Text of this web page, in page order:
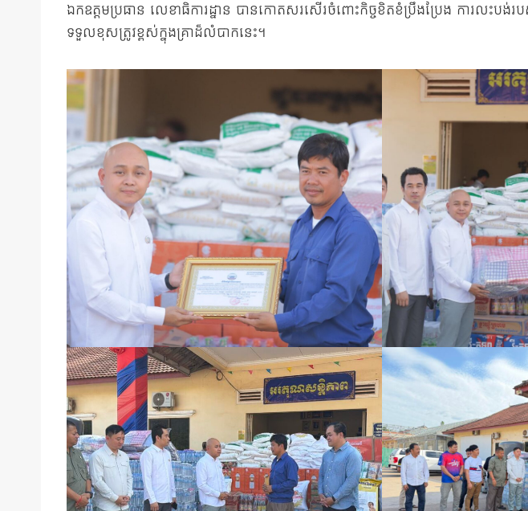
ឯកឧត្តមប្រធាន លេខាធិការដ្នាន បានកោតសរសើរចំពោះកិច្ចខិតខំប្រឹងប្រែង ការលះ
ទទួលខុសត្រូវខ្ពស់ក្នុងគ្រាដ៏លំបាកនេះ។